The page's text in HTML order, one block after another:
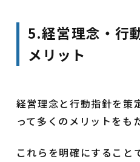
5.経営理念・行
メリット
経営理念と行動指針を策
って多くのメリットをも
これらを明確にすること